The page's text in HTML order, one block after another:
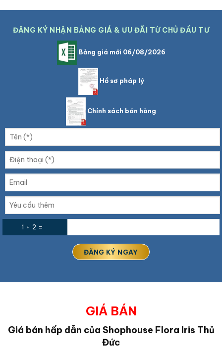
ĐĂNG KÝ NHẬN BẢNG GIÁ & ƯU ĐÃI TỪ CHỦ ĐẦU TƯ
Bảng giá mới 06/08/2026
Hồ sơ pháp lý
Chính sách bán hàng
1 + 2 =
GIÁ BÁN
Giá bán hấp dẫn của Shophouse Flora Iris Thủ
Đức